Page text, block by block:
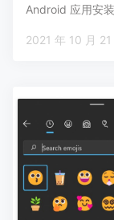
Android 应用安